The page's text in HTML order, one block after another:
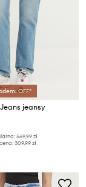
OFF*
jeansy
569,99 zł
309,99 zł